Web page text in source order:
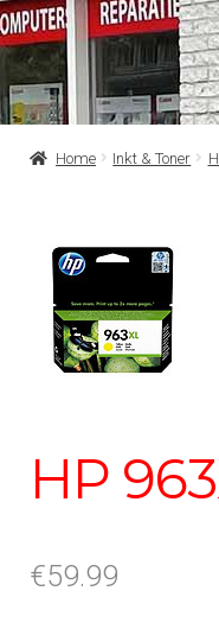
Ga
door
naar
navigatie
Ga
naar
de
inhoudHome Inkt & Toner
HP
€59.99